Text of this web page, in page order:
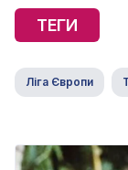
ТЕГИ
Ліга Європи